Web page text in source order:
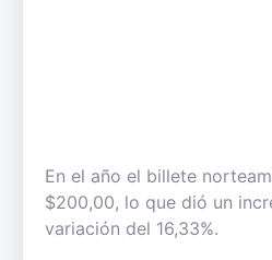
En el año el billete
$200,00, lo que dió un
variación del 16,33%.